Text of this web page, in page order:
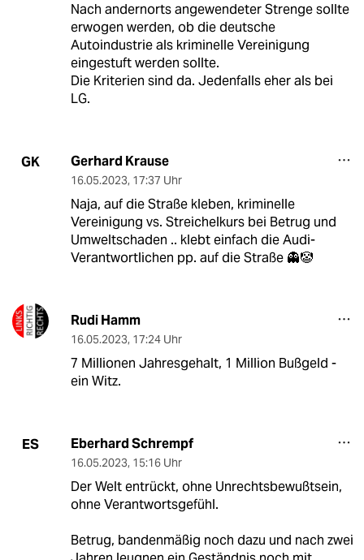
Nach andernorts angewendeter Strenge sollte
erwogen werden, ob die deutsche
Autoindustrie als kriminelle Vereinigung
eingestuft werden sollte.
Die Kriterien sind da. Jedenfalls eher als bei
LG.
GK Gerhard Krause
16.05.2023, 17:37 Uhr
Naja, auf die Straße kleben, kriminelle
Vereinigung vs. Streichelkurs bei Betrug und
Umweltschaden .. klebt einfach die Audi-
Verantwortlichen pp. auf die Straße 👻🤡
Rudi Hamm
16.05.2023, 17:24 Uhr
7 Millionen Jahresgehalt, 1 Million Bußgeld -
ein Witz.
ES Eberhard Schrempf
16.05.2023, 15:16 Uhr
Der Welt entrückt, ohne Unrechtsbewußtsein,
ohne Verantwortsgefühl.
Betrug, bandenmäßig noch dazu und nach zwei